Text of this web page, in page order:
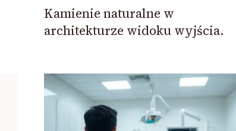
Kamienie naturalne w
architekturze widoku wyjścia.